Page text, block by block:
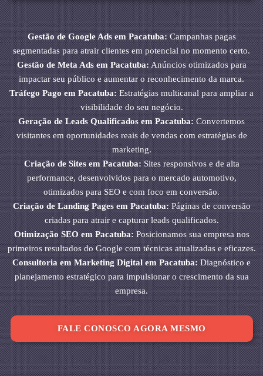
Gestão de Google Ads em Pacatuba:Campanhas pagas
segmentadas para atrair clientes em potencial no momento certo.
Gestão de Meta Ads em Pacatuba:Anúncios otimizados para
impactar seu público e aumentar o reconhecimento da marca.
Tráfego Pago em Pacatuba:Estratégias multicanal para ampliar a
visibilidade do seu negócio.
Geração de Leads Qualificados em Pacatuba:Convertemos
visitantes em oportunidades reais de vendas com estratégias de
marketing.
Criação de Sites em Pacatuba:Sites responsivos e de alta
performance, desenvolvidos para o mercado automotivo,
otimizados para SEO e com foco em conversão.
Criação de Landing Pages em Pacatuba:Páginas de conversão
criadas para atrair e capturar leads qualificados.
Otimização SEO em Pacatuba:Posicionamos sua empresa nos
primeiros resultados do Google com técnicas atualizadas e eficazes.
Consultoria em Marketing Digital em Pacatuba:Diagnóstico e
planejamento estratégico para impulsionar o crescimento da sua
empresa.
FALE CONOSCO AGORA MESMO